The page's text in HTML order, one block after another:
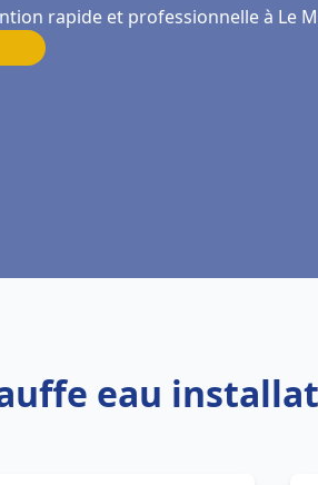
rapide et professionnelle à Le
eau